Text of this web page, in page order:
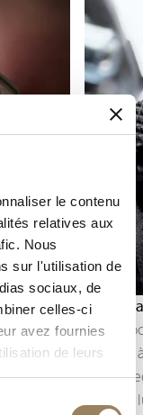
le contenu
relatives aux
Nous
sur l'utilisation de
sociaux, de
celles-ci
avez fournies
de leurs
les
pièces,
Le
matière
Chez
capte la